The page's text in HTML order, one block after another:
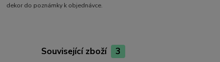
dekor do poznámky k objednávce.
Související zboží 3